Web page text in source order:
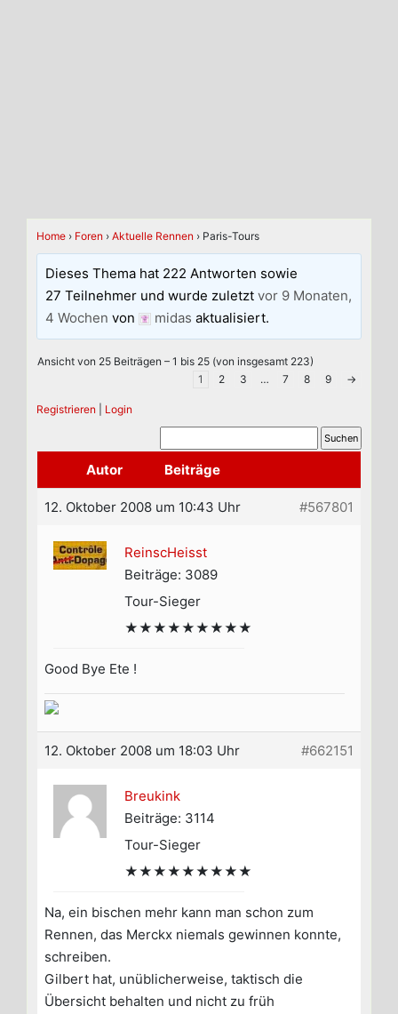
Home › Foren › Aktuelle Rennen › Paris-Tours
Dieses Thema hat 222 Antworten sowie
27 Teilnehmer und wurde zuletztvor 9 Monaten,
4 Wochen von midas aktualisiert.
Ansicht von 25 Beiträgen – 1 bis 25 (von insgesamt 223)
1
2 3 … 7 8 9 →
Registrieren Login
Autor Beiträge
12. Oktober 2008 um 10:43 Uhr #567801
ReinscHeisst
Beiträge: 3089
Tour-Sieger
★★★★★★★★★
Good Bye Ete !
12. Oktober 2008 um 18:03 Uhr #662151
Breukink
Beiträge: 3114
Tour-Sieger
★★★★★★★★★
Na, ein bischen mehr kann man schon zum
Rennen, das Merckx niemals gewinnen konnte,
schreiben.
Gilbert hat, unüblicherweise, taktisch die
Übersicht behalten und nicht zu früh